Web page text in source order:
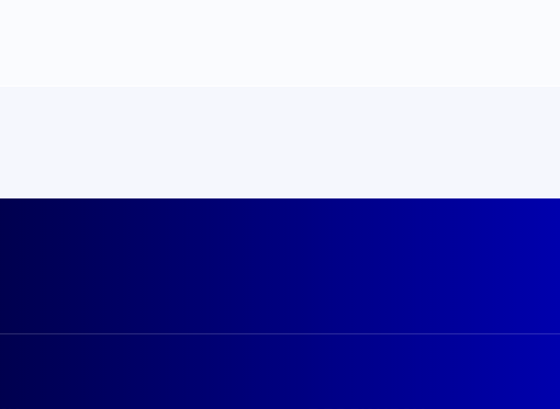
вам, пропонуючи інноваційні рішення та